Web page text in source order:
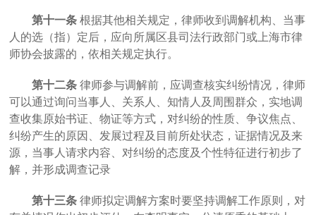
第十一条 根据其他相关规定，律师收到调解机构、当事
人的选（指）定后，应向所属区县司法行政部门或上海市律
师协会披露的，依相关规定执行。
第十二条 律师参与调解前，应调查核实纠纷情况，律师
可以通过询问当事人、关系人、知情人及周围群众，实地调
查收集原始书证、物证等方式，对纠纷的性质、争议焦点、
纠纷产生的原因、发展过程及目前所处状态，证据情况及来
源，当事人请求内容、对纠纷的态度及个性特征进行初步了
解，并形成调查记录
第十三条 律师拟定调解方案时要坚持调解工作原则，对